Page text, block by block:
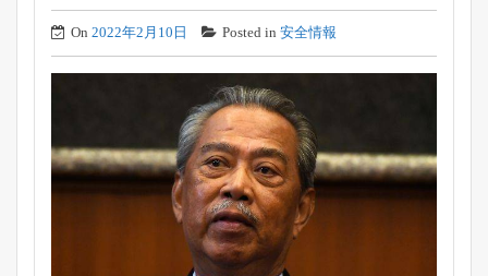
On 2022年2月10日 Posted in 安全情報